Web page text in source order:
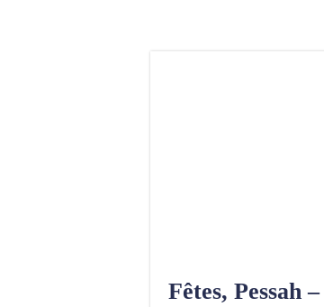
Fêtes, Pessah